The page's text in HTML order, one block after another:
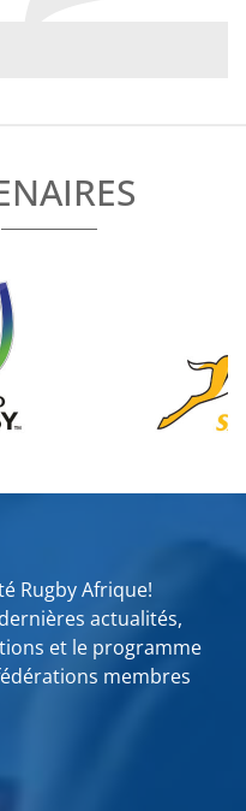
Rugby Afrique!
actualités,
et le programme
membres